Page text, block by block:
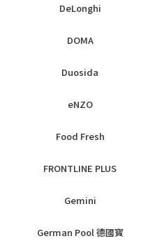
DeLonghi
DOMA
Duosida
eNZO
Food Fresh
FRONTLINE PLUS
Gemini
German Pool 德國寳